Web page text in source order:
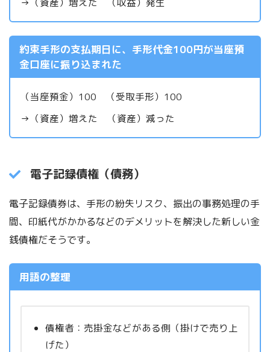
約束手形の支払期日に、手形代金100円が当座預
金口座に振り込まれた
（当座預金）100 （受取手形）100
→（資産）増えた （資産）減った
電子記録債権（債務）
電子記録債券は、手形の紛失リスク、振出の事務処理の手
間、印紙代がかかるなどのデメリットを解決した新しい金
銭債権だそうです。
用語の整理
債権者：売掛金などがある側（掛けで売り上
げた）